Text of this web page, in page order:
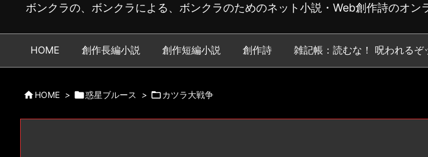
ボンクラの、ボンクラによる、ボンクラのためのネット小説・Web創作詩のオン
HOME 創作長編小説 創作短編小説 創作詩 雑記帳：読むな！ 呪われるぞ
HOME > 惑星ブルース > カツラ大戦争